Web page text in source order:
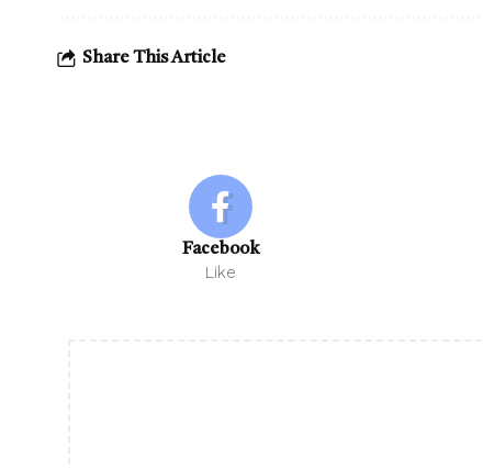
Share This Article
Facebook
Like